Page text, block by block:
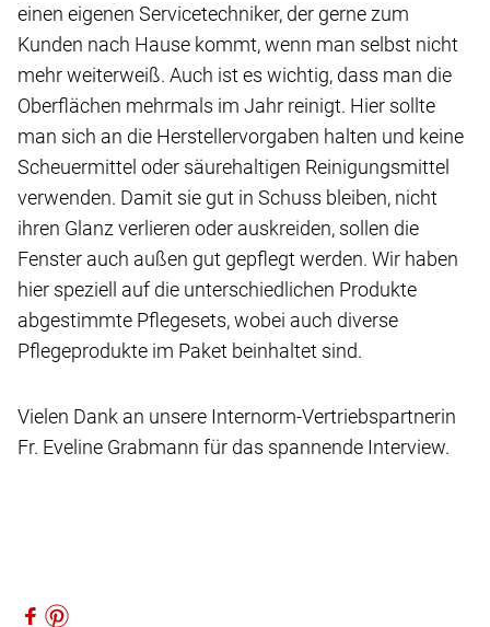
einen eigenen Servicetechniker, der gerne zum
Kunden nach Hause kommt, wenn man selbst nicht
mehr weiterweiß. Auch ist es wichtig, dass man die
Oberflächen mehrmals im Jahr reinigt. Hier sollte
man sich an die Herstellervorgaben halten und keine
Scheuermittel oder säurehaltigen Reinigungsmittel
verwenden. Damit sie gut in Schuss bleiben, nicht
ihren Glanz verlieren oder auskreiden, sollen die
Fenster auch außen gut gepflegt werden. Wir haben
hier speziell auf die unterschiedlichen Produkte
abgestimmte Pflegesets, wobei auch diverse
Pflegeprodukte im Paket beinhaltet sind.
Vielen Dank an unsere Internorm-Vertriebspartnerin
Fr. Eveline Grabmann für das spannende Interview.